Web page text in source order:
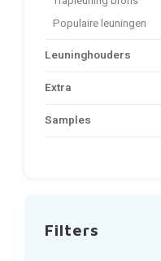
Populaire leuningen
Leuninghouders
Extra
Samples
Filters